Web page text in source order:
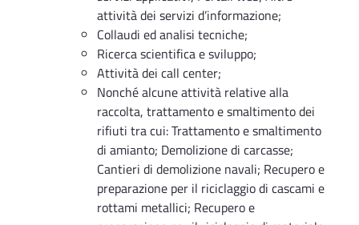
attività dei servizi d’informazione;
Collaudi ed analisi tecniche;
Ricerca scientifica e sviluppo;
Attività dei call center;
Nonché alcune attività relative alla
raccolta, trattamento e smaltimento dei
rifiuti tra cui: Trattamento e smaltimento
di amianto; Demolizione di carcasse;
Cantieri di demolizione navali; Recupero e
preparazione per il riciclaggio di cascami e
rottami metallici; Recupero e